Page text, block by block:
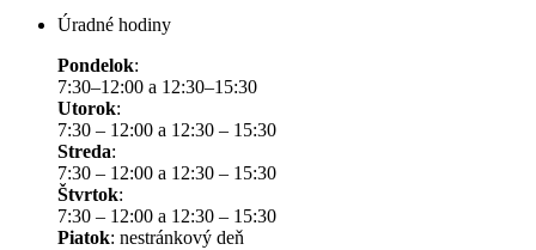
Úradné hodiny
Pondelok:
7:30–12:00 a 12:30–15:30
Utorok:
7:30 – 12:00 a 12:30 – 15:30
Streda:
7:30 – 12:00 a 12:30 – 15:30
Štvrtok:
7:30 – 12:00 a 12:30 – 15:30
Piatok: nestránkový deň